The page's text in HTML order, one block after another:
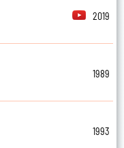
2019
1989
1993